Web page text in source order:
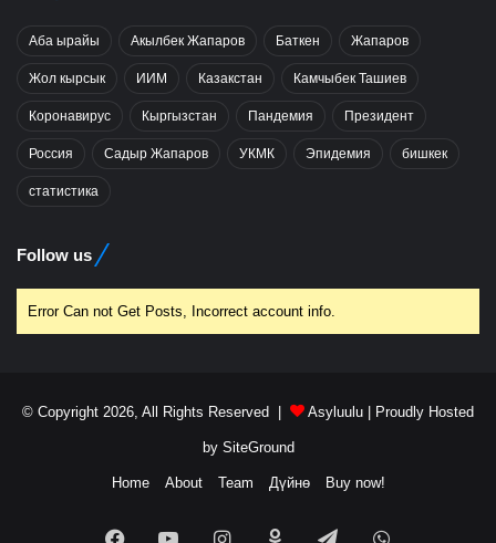
Аба ырайы Акылбек Жапаров Баткен Жапаров
Жол кырсык ИИМ Казакстан Камчыбек Ташиев
Коронавирус Кыргызстан Пандемия Президент
Россия Садыр Жапаров УКМК Эпидемия бишкек
статистика
Follow us
Error Can not Get Posts, Incorrect account info.
© Copyright 2026, All Rights Reserved | Asyluulu | Proudly Hosted
by SiteGround
Home About Team Дүйнө Buy now!
FacebookYouTubeInstagramOdnoklassniki
TelegramWhatsApp